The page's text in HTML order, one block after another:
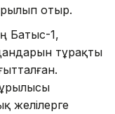
отыр.
Батыс-1,
тұрақты
желілерге